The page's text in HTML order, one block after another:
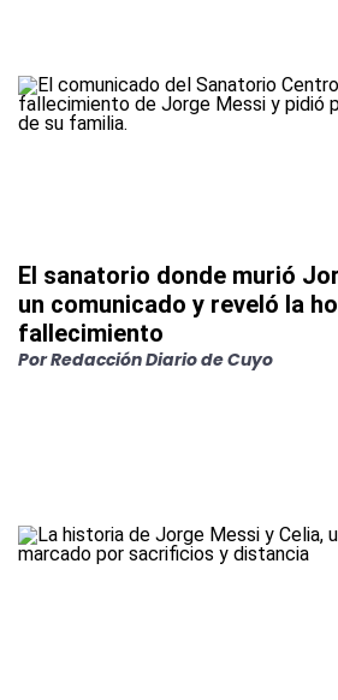
El sanatorio donde murió
un comunicado y reveló la
fallecimiento
PorRedacción Diario de Cuyo